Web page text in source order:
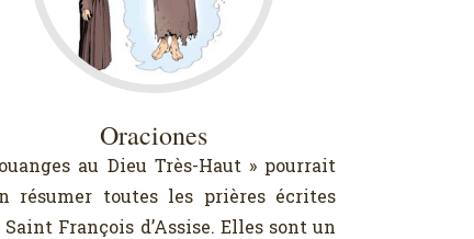
Oraciones
au Dieu Très-Haut » pourrait
résumer toutes les prières écrites
Saint François d’Assise. Elles sont un